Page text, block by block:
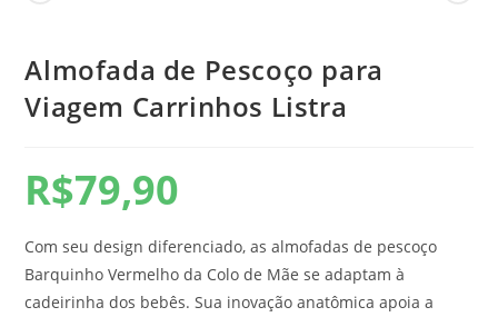
Almofada de Pescoço para
Viagem Carrinhos Listra
R$79,90
Com seu design diferenciado, as almofadas de pescoço
Barquinho Vermelho da Colo de Mãe se adaptam à
cadeirinha dos bebês. Sua inovação anatômica apoia a